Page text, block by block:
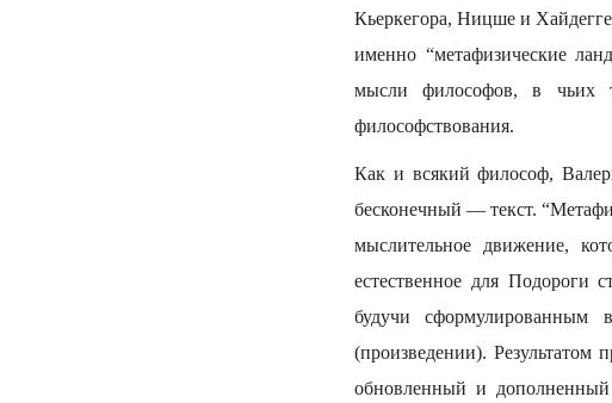
Кьеркегора, Ницше и
именно “метафизические
мысли философов, в чьих
философствования.
Как и всякий философ,
бесконечный — текст.
мыслительное движение,
естественное для Подороги
будучи
(произведении).
обновленный и дополненный